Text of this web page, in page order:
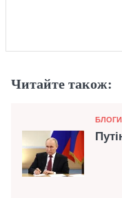
Читайте також: